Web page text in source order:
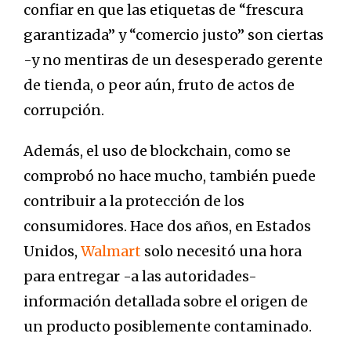
confiar en que las etiquetas de “frescura
garantizada” y “comercio justo” son ciertas
-y no mentiras de un desesperado gerente
de tienda, o peor aún, fruto de actos de
corrupción.
Además, el uso de blockchain, como se
comprobó no hace mucho, también puede
contribuir a la protección de los
consumidores. Hace dos años, en Estados
Unidos, Walmart solo necesitó una hora
para entregar -a las autoridades-
información detallada sobre el origen de
un producto posiblemente contaminado.